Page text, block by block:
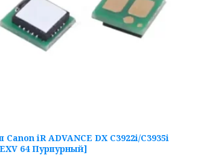
Canon iR ADVANCE DX C3922i/C3935i
64 Пурпурный]